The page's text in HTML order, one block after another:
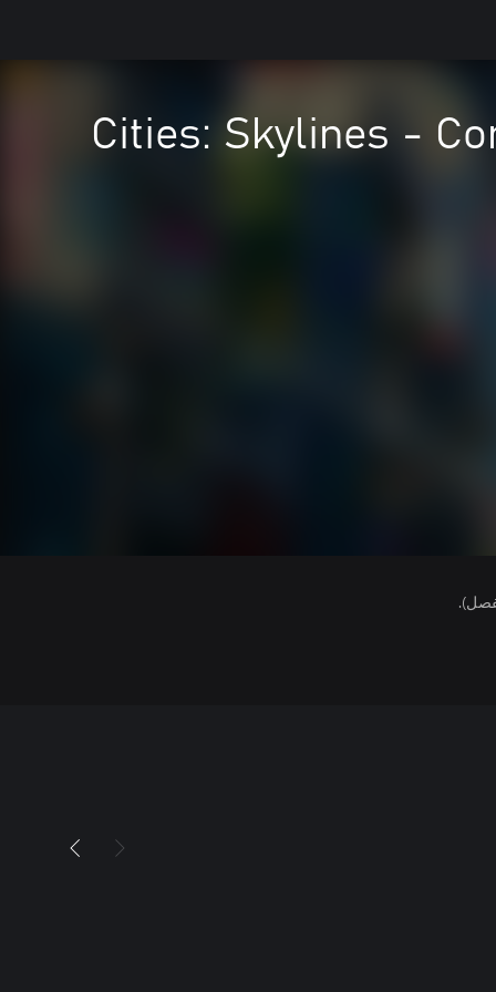
Cities: Skylines -